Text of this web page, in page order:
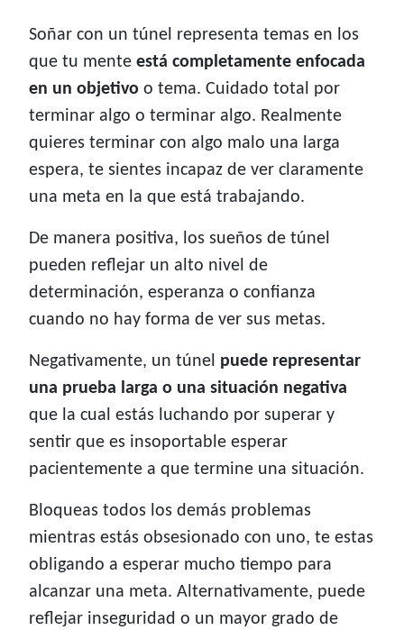
Soñar con un túnel representa temas en los
que tu mente está completamente enfocada
en un objetivo o tema. Cuidado total por
terminar algo o terminar algo. Realmente
quieres terminar con algo malo una larga
espera, te sientes incapaz de ver claramente
una meta en la que está trabajando.
De manera positiva, los sueños de túnel
pueden reflejar un alto nivel de
determinación, esperanza o confianza
cuando no hay forma de ver sus metas.
Negativamente, un túnel puede representar
una prueba larga o una situación negativa
que la cual estás luchando por superar y
sentir que es insoportable esperar
pacientemente a que termine una situación.
Bloqueas todos los demás problemas
mientras estás obsesionado con uno, te estas
obligando a esperar mucho tiempo para
alcanzar una meta. Alternativamente, puede
reflejar inseguridad o un mayor grado de